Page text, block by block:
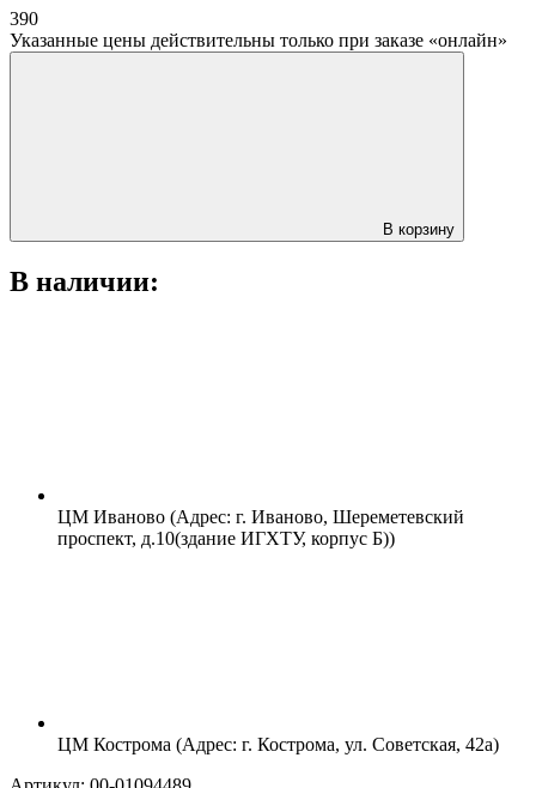
390
Указанные цены действительны только при заказе «онлайн»
В корзину
В наличии:
ЦМ Иваново (Адрес: г. Иваново, Шереметевский
проспект, д.10(здание ИГХТУ, корпус Б))
ЦМ Кострома (Адрес: г. Кострома, ул. Советская, 42а)